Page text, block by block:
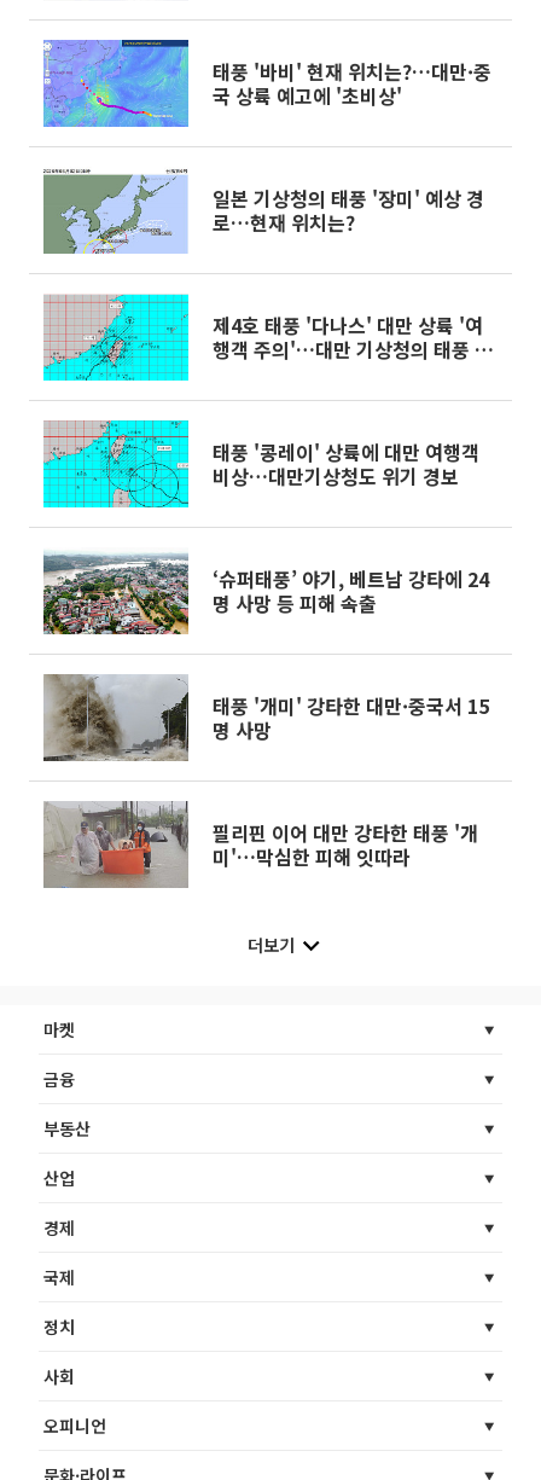
태풍 '바비' 현재 위치는?…대만·중
국 상륙 예고에 '초비상'
일본 기상청의 태풍 '장미' 예상 경
로…현재 위치는?
제4호 태풍 '다나스' 대만 상륙 '여
행객 주의'…대만 기상청의 태풍 특
태풍 '콩레이' 상륙에 대만 여행객
비상…대만기상청도 위기 경보
‘슈퍼태풍’ 야기, 베트남 강타에 24
명 사망 등 피해 속출
태풍 '개미' 강타한 대만·중국서 15
명 사망
필리핀 이어 대만 강타한 태풍 '개
미'…막심한 피해 잇따라
더보기
마켓
금융
부동산
산업
경제
국제
정치
사회
오피니언
문화·라이프